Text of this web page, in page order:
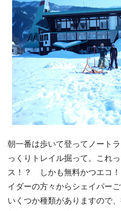
朝一番は歩いて登ってノート
っくりトレイル掘って。これ
ス！？ しかも無料かつエコ
イダーの方々からシェイパー
いくつか種類がありますので